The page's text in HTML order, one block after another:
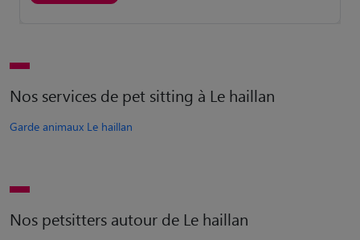
Nos services de pet sitting à Le haillan
Garde animaux Le haillan
Nos petsitters autour de Le haillan